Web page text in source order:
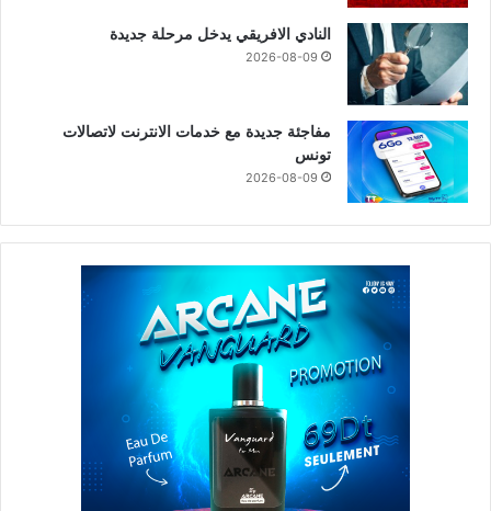
النادي الافريقي يدخل مرحلة جديدة
2026-08-09
مفاجئة جديدة مع خدمات الانترنت لاتصالات
تونس
2026-08-09